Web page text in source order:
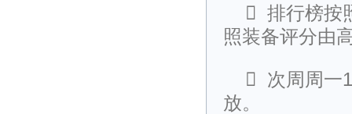
 排行榜按
照装备评分由

次周周一
放。